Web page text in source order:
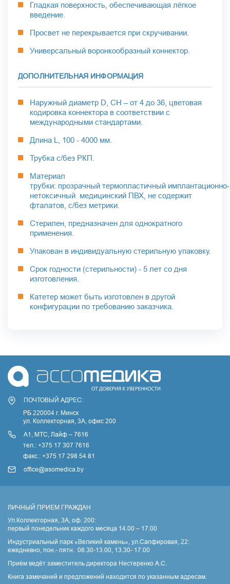
Гладкая поверхность, обеспечивающая лёгкое
введение.
Просвет не перекрывается при скручивании.
Универсальный воронкообразный коннектор.
ДОПОЛНИТЕЛЬНАЯ ИНФОРМАЦИЯ
Наружный диаметр D, CH – от 4 до 36, цветовая
кодировка коннектора в соответствии с
международными стандартами.
Длина L, 100 - 4000 мм.
Трубка с/без РКП.
Материал
трубки: прозрачный термопластичный имплантационно-
нетоксичный медицинский ПВХ, не содержит
фталатов, с/без метрики.
Стерилен, предназначен для однократного
применения.
Упакован в индивидуальную стерильную упаковку.
Срок годности (стерильности) - 5 лет со дня
изготовления.
Катетер может быть изготовлен в другой
конфигурации по требованию заказчика.
ПОЧТОВЫЙ АДРЕС:
РБ 220004 г. Минск
ул. Коллекторная, 3A, офис 200
А1, МТС, Лайф – 7616
тел.: +375 17 307 7616
факс.: +375 17 298 54 81
office@asomedica.by
ЛИЧНЫЙ ПРИЕМ ГРАЖДАН
Ул.Коллекторная, 3А, оф. 200:
первый понедельник каждого месяца 14.00 – 17.00
Индустриальный парк «Великий камень», ул.Сапфировая, 22:
ежедневно, пон.- пятн. 08.30-13.00, 13.30- 17.00
Приём ведёт заместитель директора Нестеренко А.С.
Книга замечаний и предложений находится по указанным адресам.